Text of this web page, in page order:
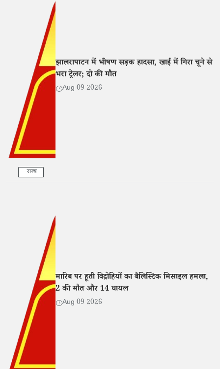
राज्य
झालरापाटन में भीषण सड़क हादसा, खाई में गिरा चूने से
भरा ट्रेलर; दो की मौत
Aug 09 2026
मारिब पर हूती विद्रोहियों का बैलिस्टिक मिसाइल हमला,
2 की मौत और 14 घायल
Aug 09 2026